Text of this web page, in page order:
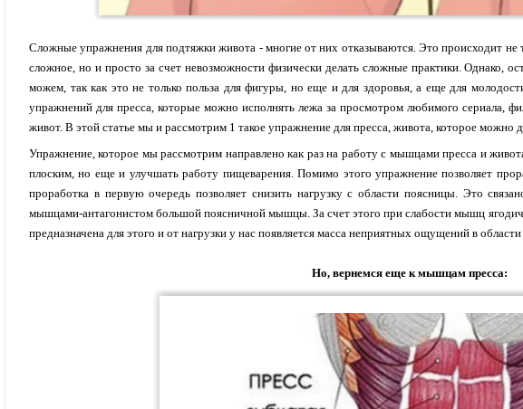
Сложные упражнения для подтяжки живота - многие от них отказываются. Это происходит не
сложное, но и просто за счет невозможности физически делать сложные практики. Однако,
можем, так как это не только польза для фигуры, но еще и для здоровья, а еще для
упражнений для пресса, которые можно исполнять лежа за просмотром любимого сериала,
живот. В этой статье мы и рассмотрим 1 такое упражнение для пресса, живота, которое можно
Упражнение, которое мы рассмотрим направлено как раз на работу с мышцами пресса и
плоским, но еще и улучшать работу пищеварения. Помимо этого упражнение позволяет
проработка в первую очередь позволяет снизить нагрузку с области поясницы. Это
мышцами-антагонистом большой поясничной мышцы. За счет этого при слабости мышц
предназначена для этого и от нагрузки у нас появляется масса неприятных ощущений в
Но, вернемся еще к мышцам пресса: